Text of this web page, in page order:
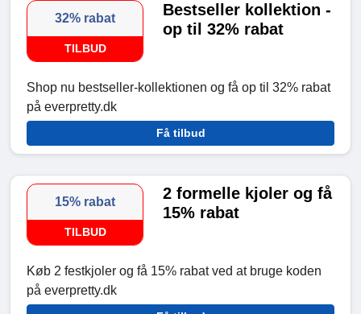
32% rabat
TILBUD
Bestseller kollektion -
op til 32% rabat
Shop nu bestseller-kollektionen og få op til 32% rabat
på everpretty.dk
Få tilbud
15% rabat
TILBUD
2 formelle kjoler og få
15% rabat
Køb 2 festkjoler og få 15% rabat ved at bruge koden
på everpretty.dk